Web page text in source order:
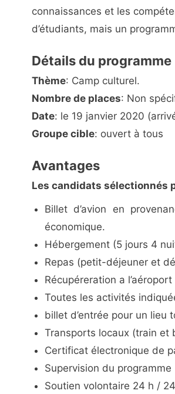
connaissances et les
d’étudiants, mais un
Détails du programme
Thème: Camp culturel.
Nombre de places: Non
Date: le 19 janvier 2020
Groupe cible: ouvert à tous
Avantages
Les candidats sélectionnés
Billet d’avion en
économique.
Hébergement (5 jours 4
Repas (petit-déjeuner et
Récupéreration a
Toutes les activités
billet d’entrée pour un lieu
Transports locaux (train et
Certificat électronique de
Supervision du programme
Soutien volontaire 24 h /